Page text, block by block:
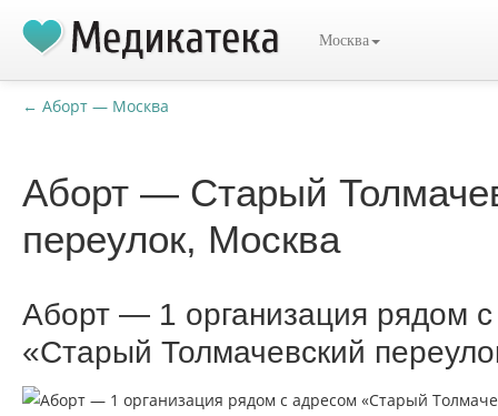
Москва
← Аборт — Москва
Аборт — Старый
переулок, Москва
Аборт — 1 организация рядом
«Старый Толмачевский